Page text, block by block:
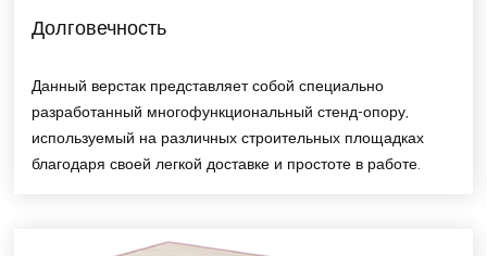
Долговечность
Данный верстак представляет собой специально
разработанный многофункциональный стенд-опору,
используемый на различных строительных площадках
благодаря своей легкой доставке и простоте в работе.